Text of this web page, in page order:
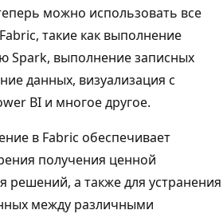
можно использовать все
такие как выполнение
Spark, выполнение записных
данных, визуализация с
BI и многое другое.
в Fabric обеспечивает
получения ценной
решений, а также для устранения
между различными